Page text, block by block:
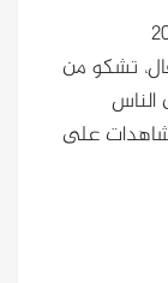
تشكو من
على